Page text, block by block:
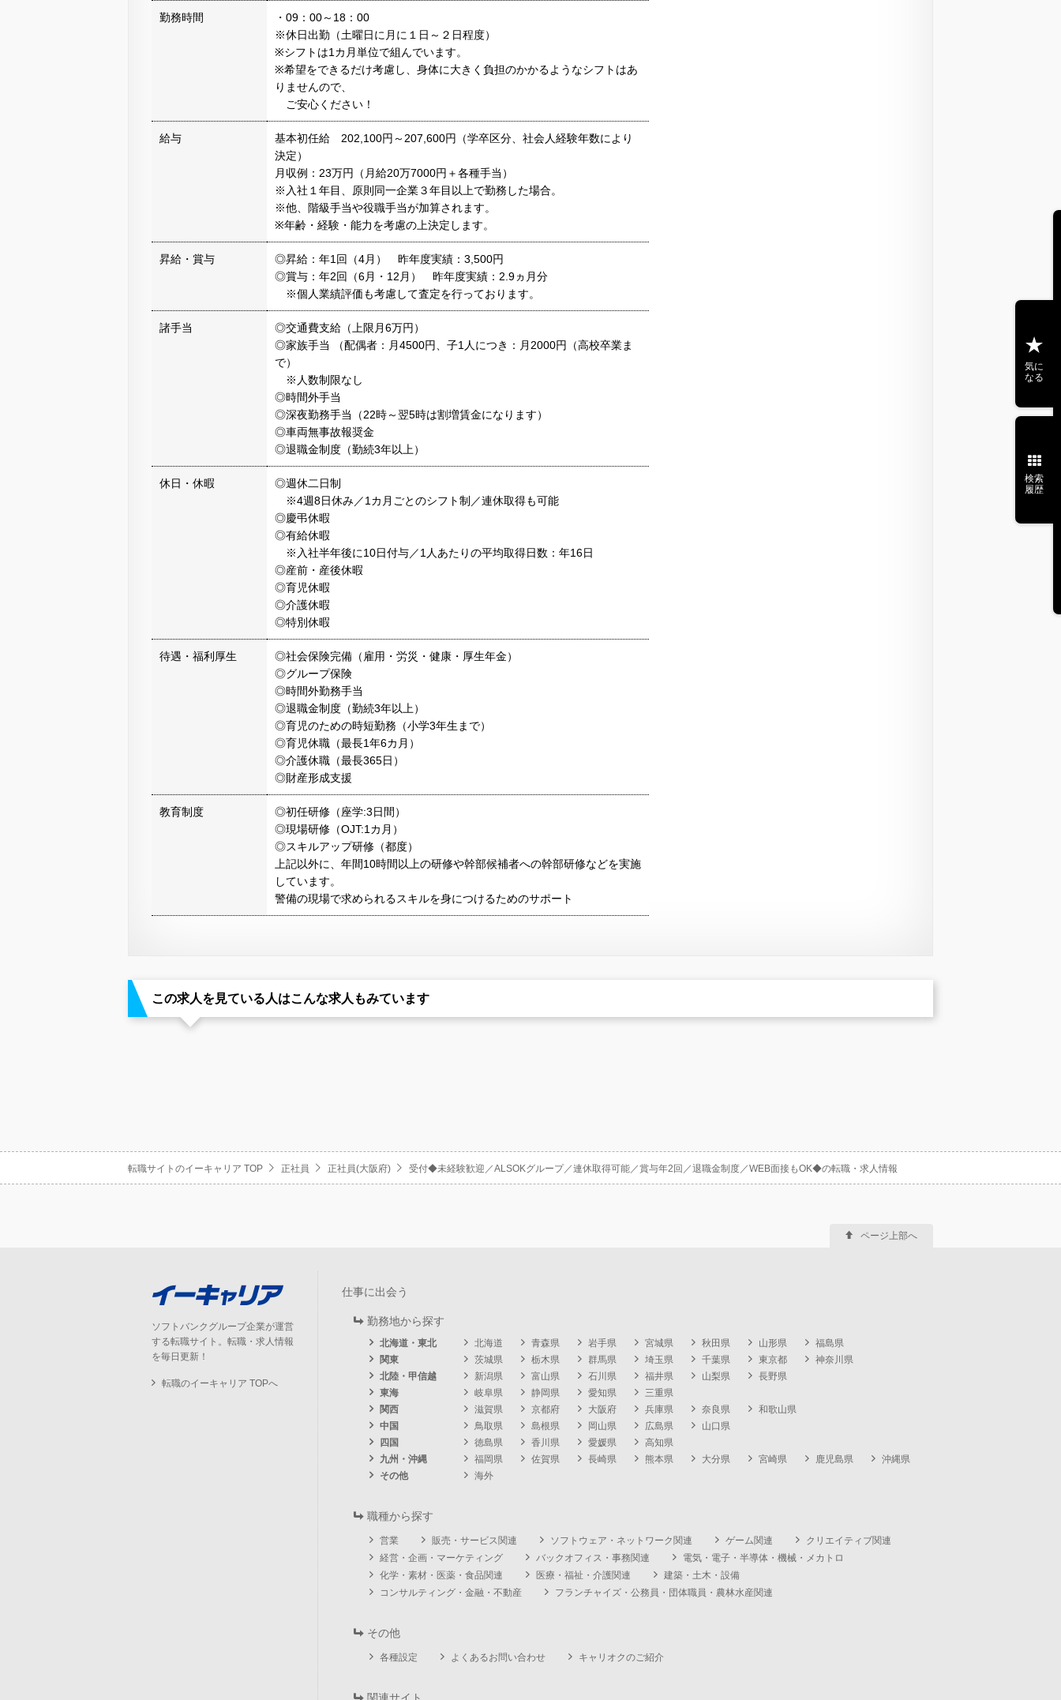
勤務時間
・09：00～18：00
※休日出勤（土曜日に月に１日～２日程度）
※シフトは1カ月単位で組んでいます。
※希望をできるだけ考慮し、身体に大きく負担のかかるようなシフトはあ
りませんので、
ご安心ください！
給与
基本初任給 202,100円～207,600円（学卒区分、社会人経験年数により
決定）
月収例：23万円（月給20万7000円＋各種手当）
※入社１年目、原則同一企業３年目以上で勤務した場合。
※他、階級手当や役職手当が加算されます。
※年齢・経験・能力を考慮の上決定します。
昇給・賞与
◎昇給：年1回（4月） 昨年度実績：3,500円
◎賞与：年2回（6月・12月） 昨年度実績：2.9ヵ月分
※個人業績評価も考慮して査定を行っております。
諸手当
◎交通費支給（上限月6万円）
◎家族手当 （配偶者：月4500円、子1人につき：月2000円（高校卒業ま
で）
※人数制限なし
◎時間外手当
◎深夜勤務手当（22時～翌5時は割増賃金になります）
◎車両無事故報奨金
◎退職金制度（勤続3年以上）
休日・休暇
◎週休二日制
※4週8日休み／1カ月ごとのシフト制／連休取得も可能
◎慶弔休暇
◎有給休暇
※入社半年後に10日付与／1人あたりの平均取得日数：年16日
◎産前・産後休暇
◎育児休暇
◎介護休暇
◎特別休暇
待遇・福利厚生
◎社会保険完備（雇用・労災・健康・厚生年金）
◎グループ保険
◎時間外勤務手当
◎退職金制度（勤続3年以上）
◎育児のための時短勤務（小学3年生まで）
◎育児休職（最長1年6カ月）
◎介護休職（最長365日）
◎財産形成支援
教育制度
◎初任研修（座学:3日間）
◎現場研修（OJT:1カ月）
◎スキルアップ研修（都度）
上記以外に、年間10時間以上の研修や幹部候補者への幹部研修などを実施
しています。
警備の現場で求められるスキルを身につけるためのサポート
この求人を見ている人はこんな求人もみています
転職サイトのイーキャリア TOP 正社員 正社員(大阪府) 受付◆未経験歓迎／ALSOKグループ／連休取得可能／賞与年2回／退職金制度／WEB面接もOK◆の転職・求人情報
気に
なる
検索
履歴
ソフトバンクグループ企業が運営
する転職サイト。転職・求人情報
を毎日更新！
転職のイーキャリア TOPへ
仕事に出会う
勤務地から探す
北海道・東北 北海道 青森県 岩手県 宮城県 秋田県 山形県
福島県
関東
茨城県 栃木県 群馬県 埼玉県 千葉県 東京都
神奈川県
北陸・甲信越
新潟県 富山県 石川県 福井県 山梨県
長野県
東海
岐阜県 静岡県 愛知県
三重県
関西
滋賀県 京都府 大阪府 兵庫県 奈良県
和歌山県
中国
鳥取県 島根県 岡山県 広島県
山口県
四国
徳島県 香川県 愛媛県
高知県
九州・沖縄
福岡県 佐賀県 長崎県 熊本県 大分県 宮崎県 鹿児島県
沖縄県
その他
海外
職種から探す
営業 販売・サービス関連 ソフトウェア・ネットワーク関連 ゲーム関連
クリエイティブ関連
経営・企画・マーケティング
バックオフィス・事務関連
電気・電子・半導体・機械・メカトロ
化学・素材・医薬・食品関連
医療・福祉・介護関連
建築・土木・設備
コンサルティング・金融・不動産
フランチャイズ・公務員・団体職員・農林水産関連
その他
各種設定 よくあるお問い合わせ キャリオクのご紹介
ページ上部へ